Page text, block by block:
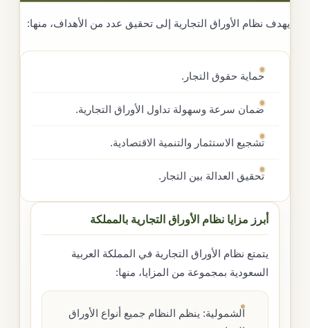
يهدف نظام الأوراق التجارية إلى تحقيق عدد من الأهداف، منها:
حماية حقوق التجار.
ضمان سرعة وسهولة تداول الأوراق التجارية.
تشجيع الاستثمار والتنمية الاقتصادية.
تحقيق العدالة بين التجار.
أبرز مزايا نظام الأوراق التجارية بالمملكة
يتمتع نظام الأوراق التجارية في المملكة العربية
السعودية بمجموعة من المزايا، منها:
الشمولية: ينظم النظام جميع أنواع الأوراق